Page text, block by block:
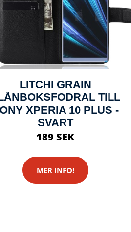
LITCHI GRAIN
TILL
XPERIA 10 PLUS -
SVART
189 SEK
MER INFO!